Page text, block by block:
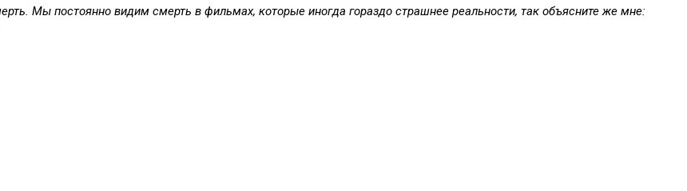
Мы постоянно видим смерть в фильмах, которые иногда гораздо страшнее реальности, так объясните же мне: